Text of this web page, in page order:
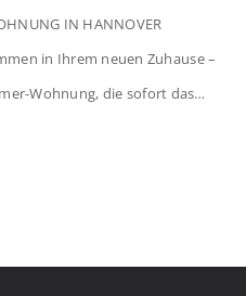
IN HANNOVER
in Ihrem neuen Zuhause –
Wohnung, die sofort das